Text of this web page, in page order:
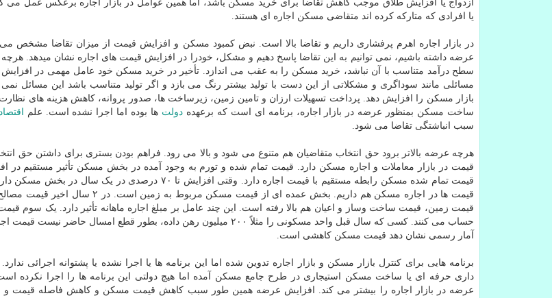
ازدواج یا افزایش طلاق موجب کاهش تقاضا برای خرید مسکن باشد، اما همین عوامل در بازار اجاره برعکس عمل می
یا افرادی که متارکه کرده اند متقاضی مسکن اجاره ای هستند.
در بازار اجاره اهرم پرفشاری داریم و تقاضا بالا است. نبض کمبود مسکن و افزایش قیمت از میزان تقاضا مشخص می
عرضه داشته باشیم، نمی توانیم به این تقاضا پاسخ دهیم و مشکل، خودرا در افزایش قیمت های اجاره نشان میدهد.
سطح درآمد متناسب با آن نباشد، خرید مسکن را به عقب می اندازد. تأخیر در خرید مسکن خود عامل مهمی در افزایش
مسائلی مانند سوداگری و مشکلاتی از این دست با تولید بیشتر رنگ می بازد و اگر تولید متناسب باشد این مسائل نمی
بازار مسکن را افزایش دهد. پرداخت تسهیلات ارزان و تامین زمین، زیرساخت ها، صدور پروانه، کاهش هزینه های
ساخت مسکن بمنظور عرضه در بازار اجاره، برنامه ای است که برعهده دولت ها بوده اما اجرا نشده است. علم
سبب انباشتگی تقاضا می شود.
هرچه عرضه بالاتر برود حق انتخاب متقاضیان هم متنوع می شود و بالا می رود. فراهم بودن بستری برای داشتن حق
قیمت در بازار معاملات و اجاره مسکن دارد. قیمت تمام شده و تورم به وجود آمده در بخش مسکن تأثیر مستقیم در
قیمت تمام شده مسکن رابطه مستقیم با قیمت اجاره دارد. وقتی افزایش تا ۷۰
قیمت ها در اجاره مسکن هم داریم. بخش عمده ای از قیمت مسکن
قیمت زمین، قیمت ساخت وساز و اعیان هم بالا رفته است. این چند عامل بر مبلغ اجاره ماهانه تأثیر دارد. یک سوم
حساب می کنند. کسی که سال قبل واحد مسکونی را مثلاً ۲۰۰ میلیون رهن داده، بطور قطع امسال
آمار رسمی نشان دهد قیمت مسکن کاهشی است.
برنامه هایی برای کنترل بازار مسکن و بازار اجاره تدوین شده اما این برنامه ها یا اجرا نشده یا پشتوانه اجرائی ندارد.
داری حرفه ای یا ساخت مسکن استیجاری در طرح جامع مسکن آمده اما هیچ دولتی این برنامه ها را اجرا نکرده
عرضه در بازار اجاره را بیشتر می کند. افزایش عرضه همین طور سبب کاهش قیمت مسکن و کاهش فاصله قیمت و